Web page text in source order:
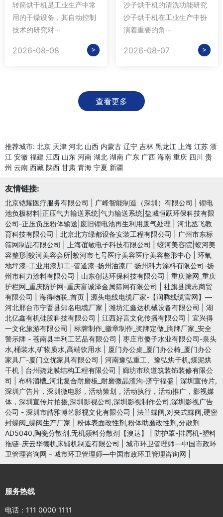
转筒烘干机是工业生产中常
用的干燥设备，其自动控制
技术的研究对···
2026-08-08 >
沙子烘干机的清洗功能研究
沙子烘干机在工业生产中扮
演着重要的角···
2026-08-07 >
查看更多
推荐城市: 北京 天津 河北 山西 内蒙古 辽宁 吉林 黑龙江 上海 江苏 浙
江 安徽 福建 江西 山东 河南 湖北 湖南 广东 广西 海南 重庆 四川 贵
州 云南 西藏 陕西 甘肃 青海 宁夏 新疆
友情链接:
北京铠耀医疗服务有限公司 广峰智能制造（深圳）有限公司
锂电
池负极材料|正压气力输送系统|气力输送系统|盐城恒跃环保科技有限
公司-正压负压粉体输送|废旧锂电池再生利用废气处理
河北丞飞教
育科技有限公司
北京北方绿都设备安装工程有限公司
广州市东标
筛网制品有限公司
上海谊敏电子科技有限公司
蛟河美容院|蛟河美
容整形|蛟河美容会所|蛟河市七号医疗美容医疗美容整形中心
环氧
地坪漆-工业用漆加工-管道漆-扬州油漆厂 扬州科力涂料有限公司-扬
州市科力涂料有限公司
山东创达环保科技有限公司
重庆筛网_重庆
护栏网_重庆防护网-重庆富诚泽金属筛网有限公司
社旗县腾志商贸
有限公司
海得物联_首页
源头电线电缆厂家-【润腾线缆官网】—
河北邢台市宁晋县知名电缆厂家
潍坊汇鑫达机械设备有限公司
湖
北亿鑫有机硅胶科技有限公司
江西好言文化传播有限公司
宜兴得
一文化旅游有限公司
标牌制作_徽章制作_奖牌定做_胸牌厂家_安全
警示牌 - 苍南县丰利工艺品有限公司
枣庄市傻子水业有限公司-泉头
水,桶装水,矿物质水,高端饮用水
厦门办公桌_厦门办公椅_厦门办公
家具厂-厦门立优家具有限公司
河南豫弘重工、豫弘烘干机,煤泥烘
干机
台州骁龙膜结构工程有限公司
廊坊市玖道筑装饰装修有限公
司
布料溜槽_河北复合耐磨板_耐磨微晶渣沟-济宁福盛
深圳宣传片,
深圳广告片，深圳微电影，活动策划，活动执行，活动推广，影视媒
体，深圳宣传片拍摄,深圳影视公司,深圳影视制作公司,深圳影视广告
公司 - 深圳市皓雅博艺影视文化有限公司
法兰蝶阀,对夹式蝶阀,硬密
封蝶阀_蝶阀生产厂家
粉体表面改性剂,粉体助磨改性剂,分散剂
AD5040,陶瓷分散剂,无机颜料分散剂【澳达】
防护罩-排屑机-塑料
拖链-庆云华德机床辅机制造有限公司
城市环卫管理师—中国市政环
卫管理咨询网－城市环卫管理师—中国市政环卫管理咨询网
服务热线
电话：111 0000 1111